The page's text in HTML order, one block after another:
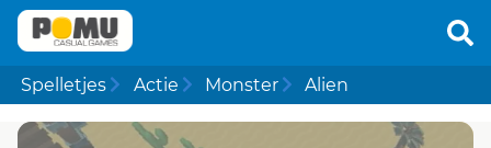
Spelletjes Actie Monster Alien